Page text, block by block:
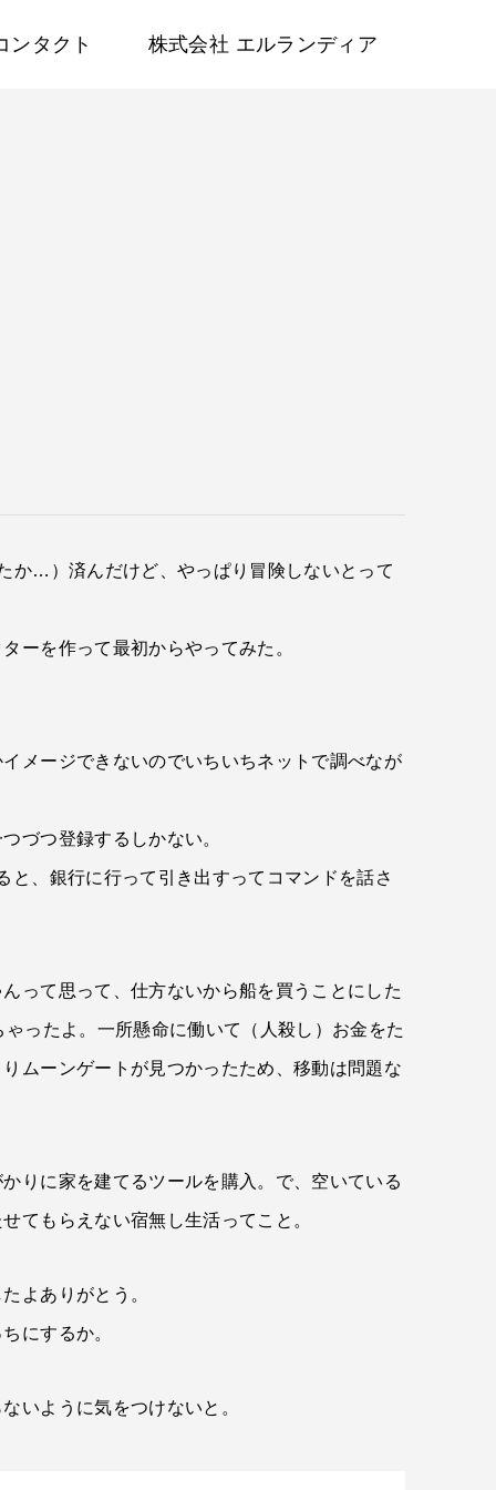
ンタクト 株式会社 エルランディア
か…）済んだけど、やっぱり冒険しないとって
ーを作って最初からやってみた。
メージできないのでいちいちネットで調べなが
づつ登録するしかない。
と、銀行に行って引き出すってコマンドを話さ
って思って、仕方ないから船を買うことにした
ったよ。一所懸命に働いて（人殺し）お金をた
ムーンゲートが見つかったため、移動は問題な
りに家を建てるツールを購入。で、空いている
てもらえない宿無し生活ってこと。
よありがとう。
にするか。
いように気をつけないと。